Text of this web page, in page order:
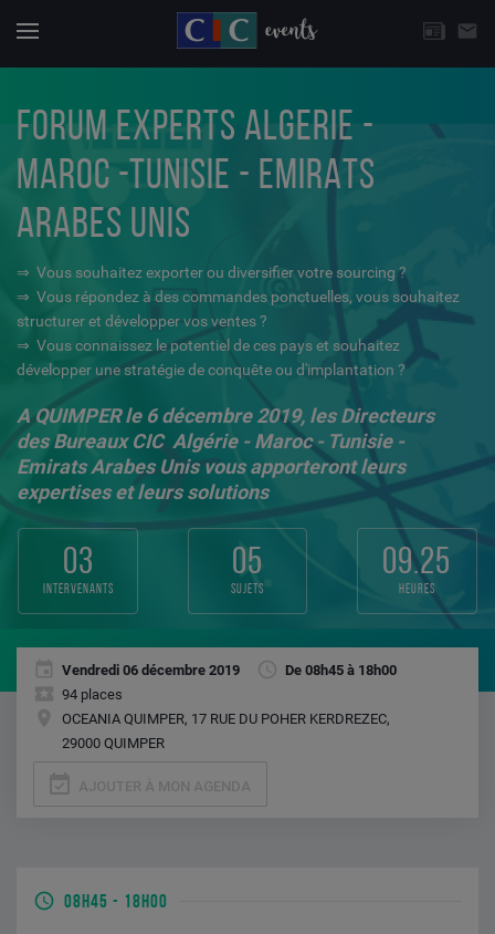
email
CHOISISSEZ UNE THÉMATIQUE
FORUM EXPERTS ALGERIE -
MAROC -TUNISIE - EMIRATS
ARABES UNIS
⇒ Vous souhaitez exporter ou diversifier votre sourcing ?
⇒ Vous répondez à des commandes ponctuelles, vous souhaitez
structurer et développer vos ventes ?
⇒ Vous connaissez le potentiel de ces pays et souhaitez
développer une stratégie de conquête ou d'implantation ?
A QUIMPER le 6 décembre 2019, les Directeurs
des Bureaux CIC Algérie - Maroc - Tunisie -
Emirats Arabes Unis vous apporteront leurs
expertises et leurs solutions
03
intervenants
05
sujets
09.25
heures
Vendredi 06 décembre 2019
De 08h45 à 18h00
94 places
OCEANIA QUIMPER, 17 RUE DU POHER KERDREZEC,
29000 QUIMPER
08H45 - 18H00